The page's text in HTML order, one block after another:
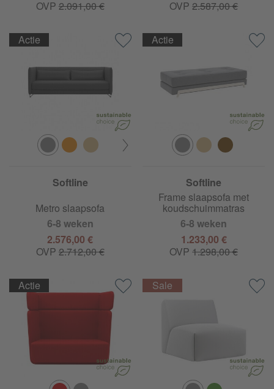
OVP 2.091,00 €
OVP2.587,00 €
Softline
Metro slaapsofa
6-8 weken
2.576,00 €
OVP 2.712,00 €
Actie
Softline
Frame slaapsofa met
koudschuimmatras
6-8 weken
1.233,00 €
OVP1.298,00 €
Actie
Actie